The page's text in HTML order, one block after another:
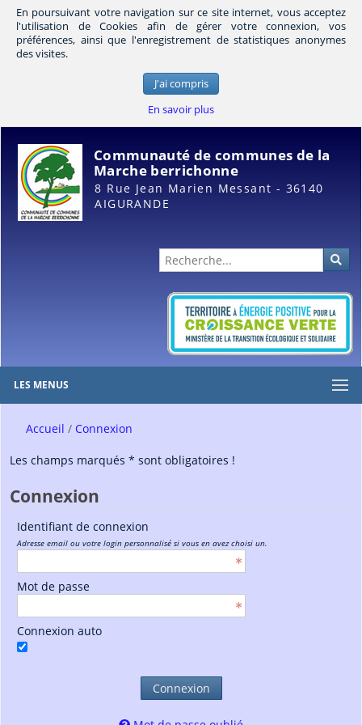
En poursuivant votre navigation sur ce site internet, vous acceptez
l'utilisation de Cookies afin de gérer votre connexion, vos
préférences, ainsi que l'enregistrement de statistiques anonymes
des visites.
J'ai compris
En savoir plus
Communauté de communes de la
Marche berrichonne
8 Rue Jean Marien Messant - 36140
AIGURANDE
LES MENUS
Accueil Connexion
Les champs marqués * sont obligatoires !
Connexion
Identifiant de connexion
Adresse email ou votre login personnalisé si vous en avez choisi un.
Mot de passe
Connexion auto
Connexion